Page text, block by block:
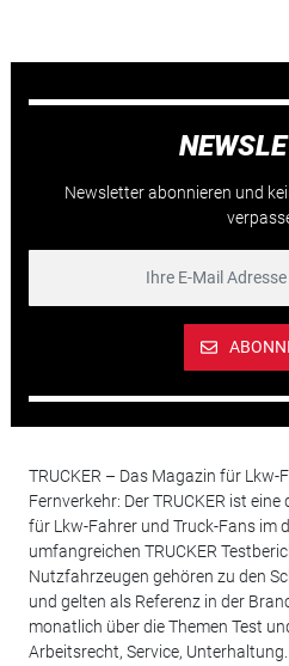
Newsletter abonnieren und
TRUCKER – Das Magazin für Lkw-
Fernverkehr: Der TRUCKER ist
für Lkw-Fahrer und Truck-Fans im
umfangreichen TRUCKER
Nutzfahrzeugen gehören zu den
und gelten als Referenz in der
monatlich über die Themen Test
Arbeitsrecht, Service, Unterhaltung.